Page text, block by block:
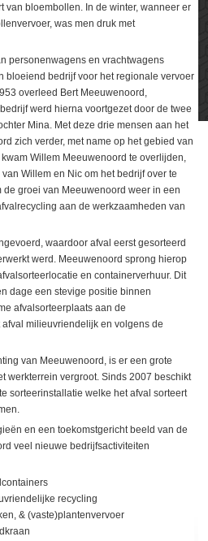
van bloembollen. In de winter, wanneer er
was men druk met
personenwagens en vrachtwagens
bloeiend bedrijf voor het regionale vervoer
overleed Bert Meeuwenoord,
werd hierna voortgezet door de twee
Mina. Met deze drie mensen aan het
zich verder, met name op het gebied van
Willem Meeuwenoord te overlijden,
Willem en Nic om het bedrijf over te
de groei van Meeuwenoord weer in een
aan de werkzaamheden van
waardoor afval eerst gesorteerd
werd. Meeuwenoord sprong hierop
en containerverhuur. Dit
dage een stevige positie binnen
afvalsorteerplaats aan de
milieuvriendelijk en volgens de
van Meeuwenoord, is er een grote
werkterrein vergroot. Sinds 2007 beschikt
sorteerinstallatie welke het afval sorteert
en een toekomstgericht beeld van de
veel nieuwe bedrijfsactiviteiten
recycling
& (vaste)plantenvervoer